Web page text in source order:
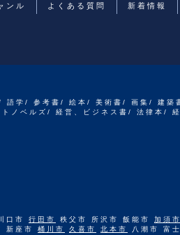
ンル よくある質問 新着情報
学/ 参考書/ 絵本/ 美術書/ 画集/ 建築
ノベルズ/ 経営、ビジネス書/ 法律本/ 経
口市 行田市 秩父市 所沢市 飯能市 加須市
新座市 桶川市 久喜市 北本市 八潮市 富